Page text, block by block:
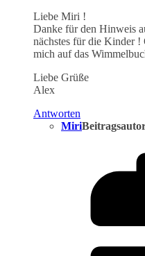
Liebe Miri !
Danke für den Hinweis
nächstes für die Kinder !
mich auf das
Liebe Grüße
Alex
Antworten
Miri